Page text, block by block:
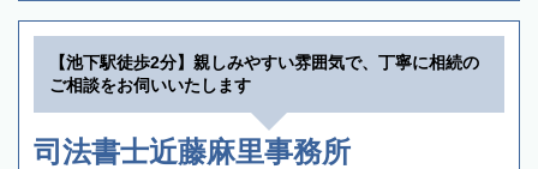
【池下駅徒歩2分】親しみやすい雰囲気で、丁寧に相続の
ご相談をお伺いいたします
司法書士近藤麻里事務所